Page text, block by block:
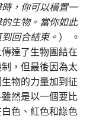
，你可以橫置一
生物。當你如此
回合結束。 ） 。
達了生物團結在
，但最後因為太
物的力量加到征
然是以一個要比
色、紅色和綠色